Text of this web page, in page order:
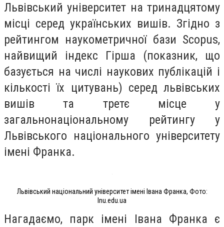
Львівський університет на тринадцятому
місці серед українських вишів. Згідно з
рейтингом наукометричної бази Scopus,
найвищий індекс Гірша (показник, що
базується на числі наукових публікацій і
кількості їх цитувань) серед львівських
вишів та третє місце у
загальнонаціональному рейтингу у
Львівського національного університету
імені Франка.
Львівський національний університет імені Івана Франка, Фото:
lnu.edu.ua
Нагадаємо, парк імені Івана Франка є